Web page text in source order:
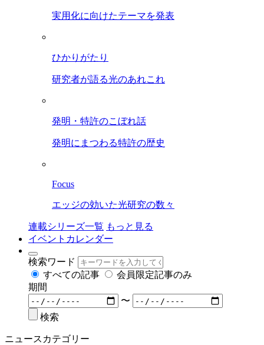
実用化に向けたテーマを発表
ひかりがたり
研究者が語る光のあれこれ
発明・特許のこぼれ話
発明にまつわる特許の歴史
Focus
エッジの効いた光研究の数々
連載シリーズ一覧 もっと見る
イベントカレンダー
検索ワード
すべての記事
会員限定記事のみ
期間
〜
検索
ニュースカテゴリー